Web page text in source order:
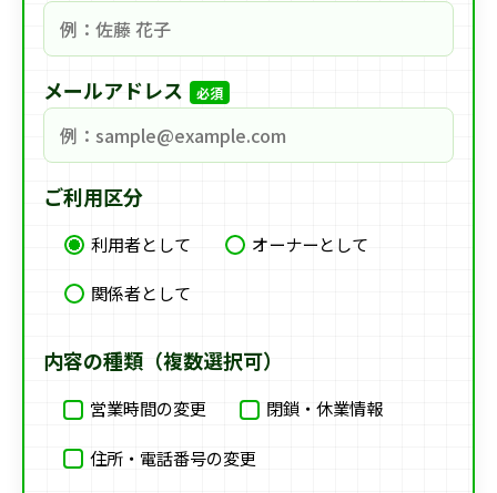
メールアドレス 必須
ご利用区分
利用者として
オーナーとして
関係者として
内容の種類（複数選択可）
営業時間の変更 閉鎖・休業情報
住所・電話番号の変更